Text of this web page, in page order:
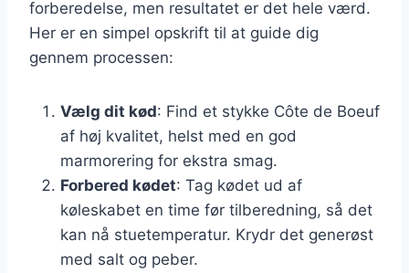
forberedelse, men resultatet er det hele værd.
Her er en simpel opskrift til at guide dig
gennem processen:
Vælg dit kød: Find et stykke Côte de Boeuf
af høj kvalitet, helst med en god
marmorering for ekstra smag.
Forbered kødet: Tag kødet ud af
køleskabet en time før tilberedning, så det
kan nå stuetemperatur. Krydr det generøst
med salt og peber.